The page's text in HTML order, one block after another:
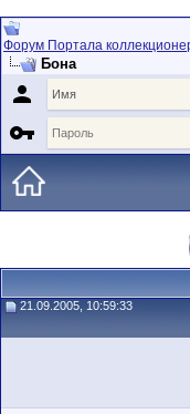
Форум Портала
Бона


21.09.2005, 10:59:33